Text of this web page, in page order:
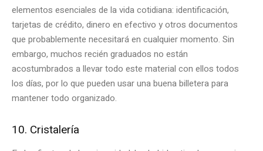
elementos esenciales de la vida cotidiana: identificación,
tarjetas de crédito, dinero en efectivo y otros documentos
que probablemente necesitará en cualquier momento. Sin
embargo, muchos recién graduados no están
acostumbrados a llevar todo este material con ellos todos
los días, por lo que pueden usar una buena billetera para
mantener todo organizado.
10. Cristalería